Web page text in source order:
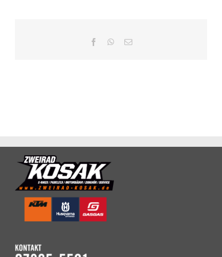
FacebookWhatsApp
E-